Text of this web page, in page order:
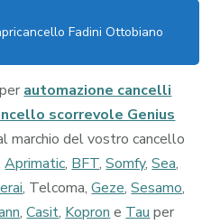
Fadini Ottobiano
automazione cancelli
scorrevole Genius
marchio del vostro cancello
Aprimatic, BFT,Somfy,Sea,
, Telcoma,Geze,Sesamo,
,Casit, Kopron e Tau per